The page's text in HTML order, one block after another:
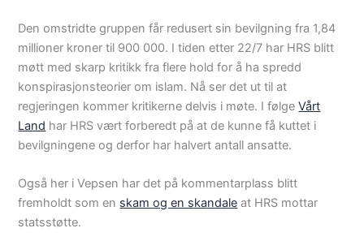
Den omstridte gruppen får redusert sin bevilgning fra 1,84
millioner kroner til 900 000. I tiden etter 22/7 har HRS blitt
møtt med skarp kritikk fra flere hold for å ha spredd
konspirasjonsteorier om islam. Nå ser det ut til at
regjeringen kommer kritikerne delvis i møte. I følgeVårt
Land har HRS vært forberedt på at de kunne få kuttet i
bevilgningene og derfor har halvert antall ansatte.
Også her i Vepsen har det på kommentarplass blitt
fremholdt som en skam og en skandale at HRS mottar
statsstøtte.